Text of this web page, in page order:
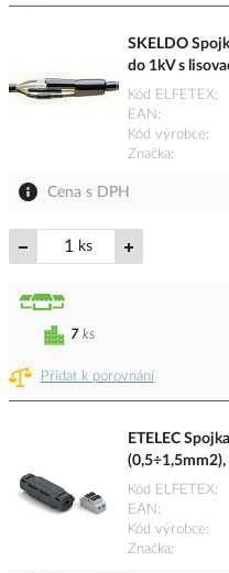
SKELDO
do 1kV s
Kód ELFETEX
EAN
Kód výrobce
Značka
Cena s DPH
ks
Přidat k porovnání
7 ks
ETELEC
(0,5÷1,5mm2),
Kód ELFETEX
EAN
Kód výrobce
Značka